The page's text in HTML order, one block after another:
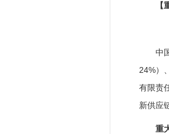
中
24%）
有限责
新供应
重